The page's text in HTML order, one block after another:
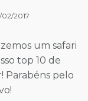
02/2017
um safari
top 10 de
Parabéns pelo